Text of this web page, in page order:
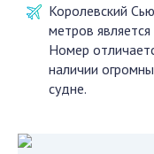
Королевский
метров
Номер
наличии
судне.